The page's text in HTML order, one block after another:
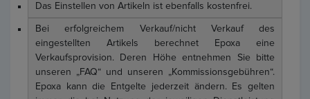
Das Einstellen von Artikeln ist ebenfalls kostenfrei.
Bei erfolgreichem Verkauf/nicht Verkauf des
eingestellten Artikels berechnet Epoxa eine
Verkaufsprovision. Deren Höhe entnehmen Sie bitte
unseren „FAQ“ und unseren „Kommissionsgebühren“.
Epoxa kann die Entgelte jederzeit ändern. Es gelten